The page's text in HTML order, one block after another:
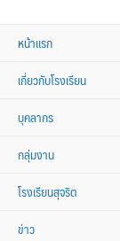
หน้าแรก
เกี่ยวกับโรงเรียน
บุคลากร
กลุ่มงาน
โรงเรียนสุจริต
ข่าว